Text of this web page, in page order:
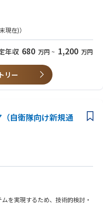
装置の開発メンバーとして、以
計・製造のプロジェクトを管理
佐を経験後、プロジェクトリー
務を遂行をいただく予定です。
など）との連携とタスクマネジ
ごとに1プロジェクトとして担
レーダー、宇宙状況監視レーダ
った経験
ェア開発の経験が3年以上ある
った経験
現在)）
年収 680 万円 ~ 1,200 万円
リー
自衛隊向け新規通
を実現するため、技術的検討・